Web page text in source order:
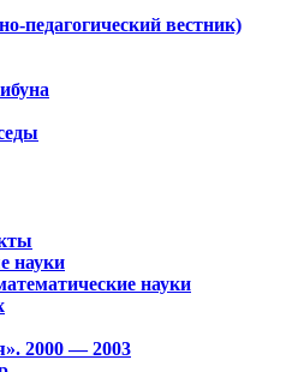
педагогический вестник)
науки
науки
2000 — 2003